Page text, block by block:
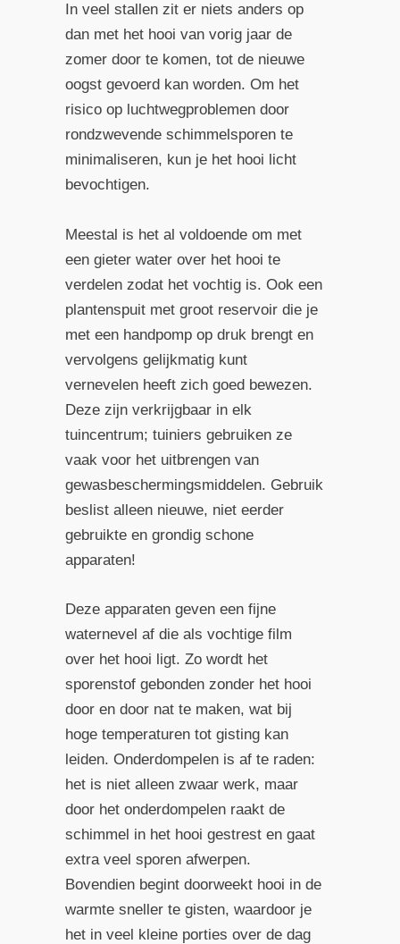
In veel stallen zit er niets anders op
dan met het hooi van vorig jaar de
zomer door te komen, tot de nieuwe
oogst gevoerd kan worden. Om het
risico op luchtwegproblemen door
rondzwevende schimmelsporen te
minimaliseren, kun je het hooi licht
bevochtigen.
Meestal is het al voldoende om met
een gieter water over het hooi te
verdelen zodat het vochtig is. Ook een
plantenspuit met groot reservoir die je
met een handpomp op druk brengt en
vervolgens gelijkmatig kunt
vernevelen heeft zich goed bewezen.
Deze zijn verkrijgbaar in elk
tuincentrum; tuiniers gebruiken ze
vaak voor het uitbrengen van
gewasbeschermingsmiddelen. Gebruik
beslist alleen nieuwe, niet eerder
gebruikte en grondig schone
apparaten!
Deze apparaten geven een fijne
waternevel af die als vochtige film
over het hooi ligt. Zo wordt het
sporenstof gebonden zonder het hooi
door en door nat te maken, wat bij
hoge temperaturen tot gisting kan
leiden. Onderdompelen is af te raden:
het is niet alleen zwaar werk, maar
door het onderdompelen raakt de
schimmel in het hooi gestrest en gaat
extra veel sporen afwerpen.
Bovendien begint doorweekt hooi in de
warmte sneller te gisten, waardoor je
het in veel kleine porties over de dag